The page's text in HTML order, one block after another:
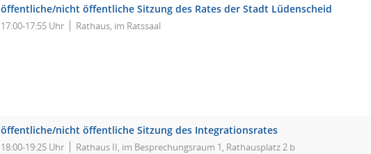
öffentliche/nicht öffentliche Sitzung des Rates der Stadt Lüdenscheid
17:00-17:55 Uhr Rathaus, im Ratssaal
öffentliche/nicht öffentliche Sitzung des Integrationsrates
18:00-19:25 Uhr Rathaus II, im Besprechungsraum 1, Rathausplatz 2 b